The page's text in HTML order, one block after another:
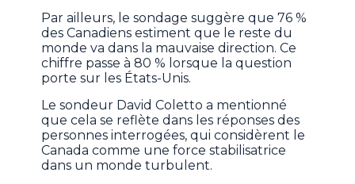
Par ailleurs, le sondage suggère que 76 %
des Canadiens estiment que le reste du
monde va dans la mauvaise direction. Ce
chiffre passe à 80 % lorsque la question
porte sur les États-Unis.
Le sondeur David Coletto a mentionné
que cela se reflète dans les réponses des
personnes interrogées, qui considèrent le
Canada comme une force stabilisatrice
dans un monde turbulent.